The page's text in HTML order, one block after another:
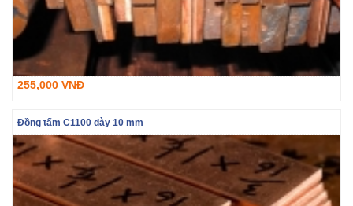
255,000 VNĐ
Đồng tấm C1100 dày 10 mm